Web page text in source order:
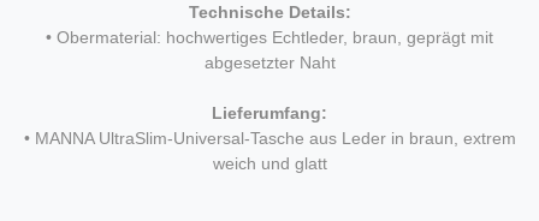
Technische Details:
• Obermaterial: hochwertiges Echtleder, braun, geprägt mit
abgesetzter Naht
Lieferumfang:
• MANNA UltraSlim-Universal-Tasche aus Leder in braun, extrem
weich und glatt